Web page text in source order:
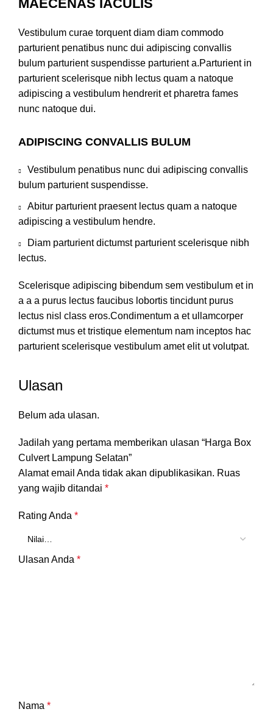
MAECENAS IACULIS
Vestibulum curae torquent diam diam commodo
parturient penatibus nunc dui adipiscing convallis
bulum parturient suspendisse parturient a.Parturient in
parturient scelerisque nibh lectus quam a natoque
adipiscing a vestibulum hendrerit et pharetra fames
nunc natoque dui.
ADIPISCING CONVALLIS BULUM
Vestibulum penatibus nunc dui adipiscing convallis
bulum parturient suspendisse.
Abitur parturient praesent lectus quam a natoque
adipiscing a vestibulum hendre.
Diam parturient dictumst parturient scelerisque nibh
lectus.
Scelerisque adipiscing bibendum sem vestibulum et in
a a a purus lectus faucibus lobortis tincidunt purus
lectus nisl class eros.Condimentum a et ullamcorper
dictumst mus et tristique elementum nam inceptos hac
parturient scelerisque vestibulum amet elit ut volutpat.
Ulasan
Belum ada ulasan.
Jadilah yang pertama memberikan ulasan “Harga Box
Culvert Lampung Selatan”
Alamat email Anda tidak akan dipublikasikan. Ruas
yang wajib ditandai *
Rating Anda *
Ulasan Anda *
Nama *